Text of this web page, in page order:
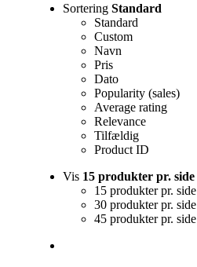
SorteringStandard
Standard
Custom
Navn
Pris
Dato
Popularity (sales)
Average rating
Relevance
Tilfældig
Product ID
Vis 15 produkter pr. side
15 produkter pr. side
30 produkter pr. side
45 produkter pr. side